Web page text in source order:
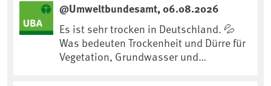
https://www.ardsounds.de/episode/urn
:ard:episode:0e7cf1c4b819c26d/
@Umweltbundesamt, 06.08.2026
Es ist sehr trocken in Deutschland. 💦
Was bedeuten Trockenheit und Dürre für
Vegetation, Grundwasser und